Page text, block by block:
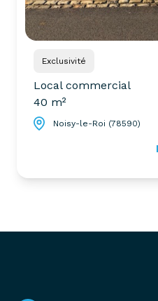
Exclusivité
Local commercial
40 m²
Noisy-le-Roi (78590)